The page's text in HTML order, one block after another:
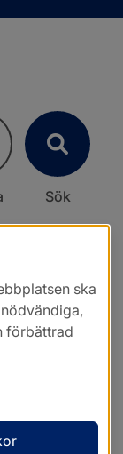
Sök
ska
förbättrad